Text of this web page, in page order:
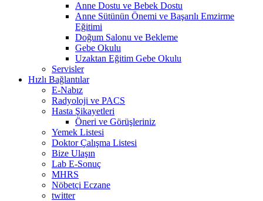
Anne Dostu ve Bebek Dostu
Anne Sütünün Önemi ve Başarılı Emzirme
Eğitimi
Doğum Salonu ve Bekleme
Gebe Okulu
Uzaktan Eğitim Gebe Okulu
Servisler
Hızlı Bağlantılar
E-Nabız
Radyoloji ve PACS
Hasta Şikayetleri
Öneri ve Görüşleriniz
Yemek Listesi
Doktor Çalışma Listesi
Bize Ulaşın
Lab E-Sonuç
MHRS
Nöbetçi Eczane
twitter